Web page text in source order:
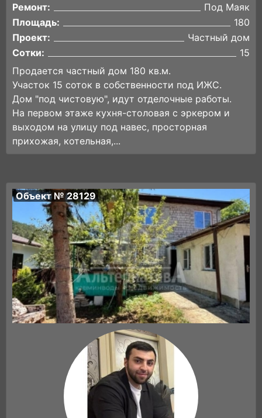
Ремонт:
Под Маяк
Площадь:
180
Проект:
Частный дом
Сотки:
15
Продается частный дом 180 кв.м.
Участок 15 соток в собственности под ИЖС.
Дом "под чистовую", идут отделочные работы.
На первом этаже кухня-столовая с эркером и
выходом на улицу под навес, просторная
прихожая, котельная,...
Объект № 28129